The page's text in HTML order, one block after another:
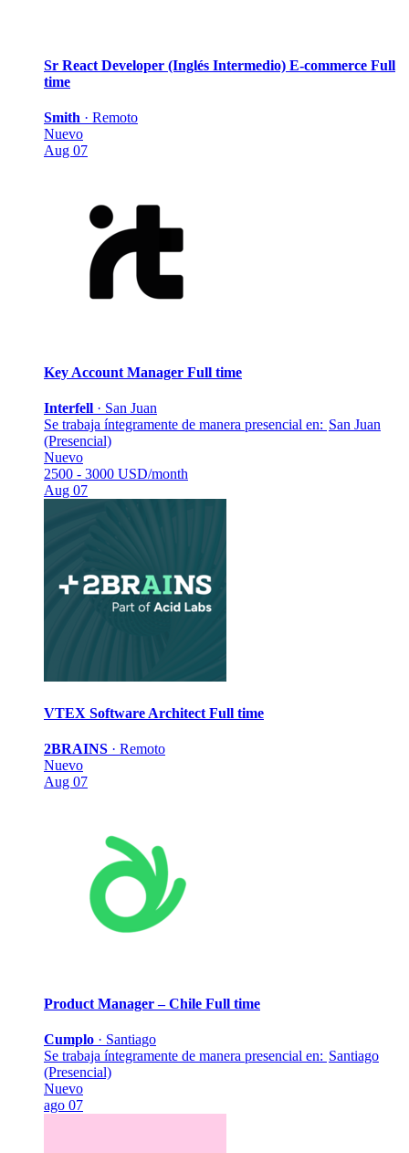
Sr React Developer (Inglés Intermedio) E-commerce Full
time
Smith · Remoto
Nuevo
Aug 07
Key Account Manager Full time
Interfell · San Juan
Se trabaja íntegramente de manera presencial en: San Juan
(Presencial)
Nuevo
2500 - 3000 USD/month
Aug 07
VTEX Software Architect Full time
2BRAINS · Remoto
Nuevo
Aug 07
Product Manager – Chile Full time
Cumplo · Santiago
Se trabaja íntegramente de manera presencial en: Santiago
(Presencial)
Nuevo
ago 07